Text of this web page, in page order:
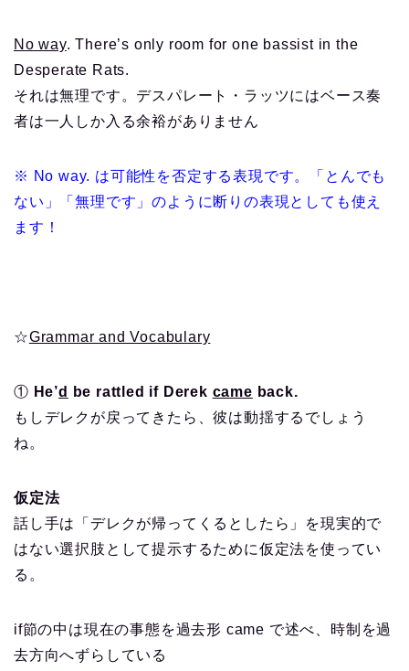
No way. There’s only room for one bassist in the
Desperate Rats.
それは無理です。デスパレート・ラッツにはベース奏
者は一人しか入る余裕がありません
※ No way. は可能性を否定する表現です。「とんでも
ない」「無理です」のように断りの表現としても使え
ます！
☆Grammar and Vocabulary
① He’d be rattled if Derek came back.
もしデレクが戻ってきたら、彼は動揺するでしょう
ね。
仮定法
話し手は「デレクが帰ってくるとしたら」を現実的で
はない選択肢として提示するために仮定法を使ってい
る。
if節の中は現在の事態を過去形 came で述べ、時制を過
去方向へずらしている